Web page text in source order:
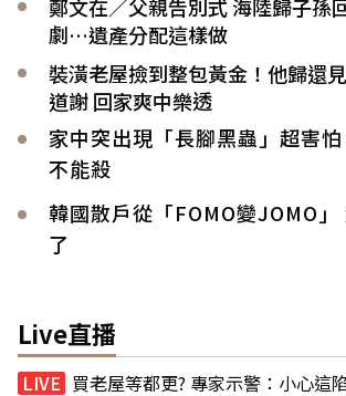
鄭文在／父親告別式 海陸歸子孫
劇…遺產分配這樣做
裝潢老屋撿到整包黃金！他歸還見
道謝 回家爽中樂透
家中突出現「長腳黑蟲」超害怕
不能殺
韓國散戶從「FOMO變JOMO」
了
Live直播
買老屋等都更? 專家示警：小心這